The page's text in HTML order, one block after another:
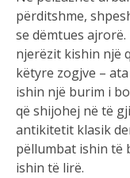
përditshme,
se dëmtues
njerëzit kishin një
këtyre zogjve –
ishin një burim i
që shijohej në të
antikitetit klasik
pëllumbat ishin të
ishin të lirë.